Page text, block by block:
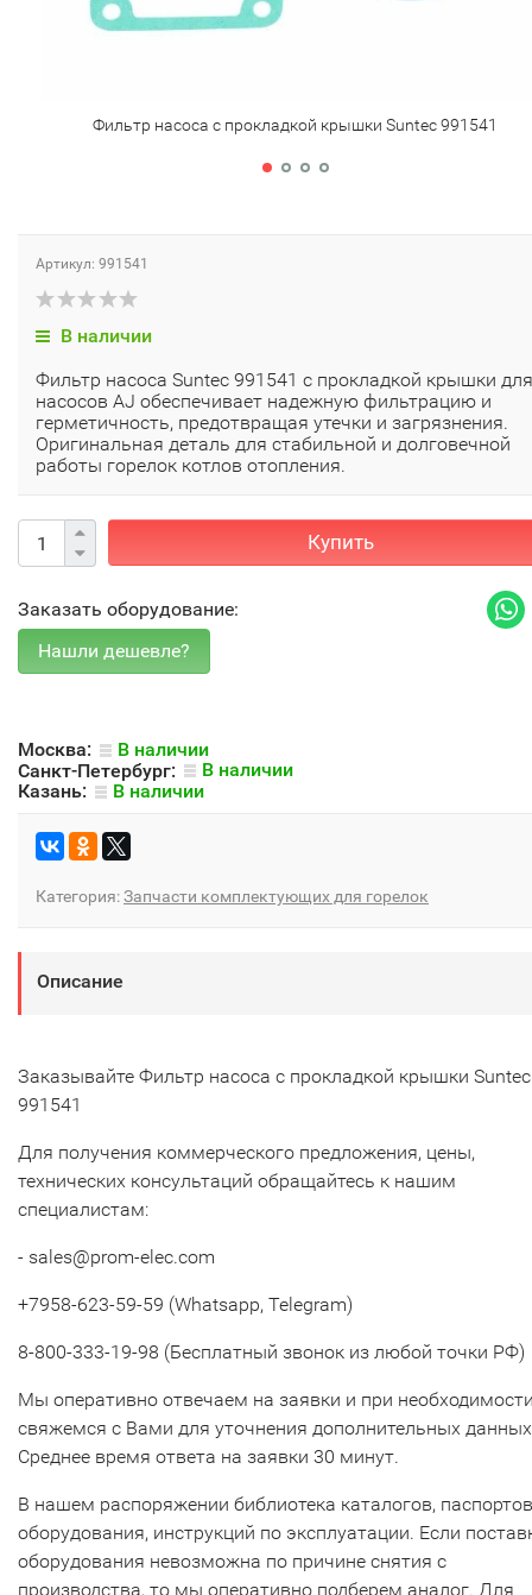
Фильтр насоса с прокладкой крышки Suntec 991541
Артикул: 991541
В наличии
Фильтр насоса Suntec 991541 с прокладкой крышки для
насосов AJ обеспечивает надежную фильтрацию и
герметичность, предотвращая утечки и загрязнения.
Оригинальная деталь для стабильной и долговечной
работы горелок котлов отопления.
Купить
Заказать оборудование:
Москва:
В наличии
Санкт-Петербург:
В наличии
Казань:
В наличии
Категория:Запчасти комплектующих для горелок
Описание
Заказывайте Фильтр насоса с прокладкой крышки Suntec
991541
Для получения коммерческого предложения, цены,
технических консультаций обращайтесь к нашим
специалистам:
- sales@prom-elec.com
+7958-623-59-59 (Whatsapp, Telegram)
8-800-333-19-98 (Бесплатный звонок из любой точки РФ)
Мы оперативно отвечаем на заявки и при
свяжемся с Вами для уточнения дополнительных
Среднее время ответа на заявки 30 минут.
В нашем распоряжении библиотека каталогов, паспортов
оборудования, инструкций по эксплуатации. Если
оборудования невозможна по причине снятия с
производства, то мы оперативно подберем аналог. Для